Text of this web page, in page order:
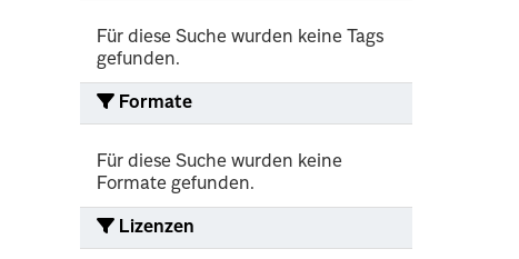
Für diese Suche wurden keine Tags
gefunden.
Formate
Für diese Suche wurden keine
Formate gefunden.
Lizenzen